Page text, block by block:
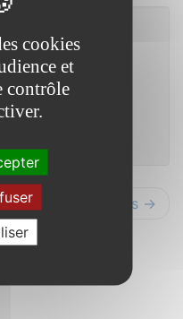
18h00 à 19h30
Suivants →
cookies
et
contrôle